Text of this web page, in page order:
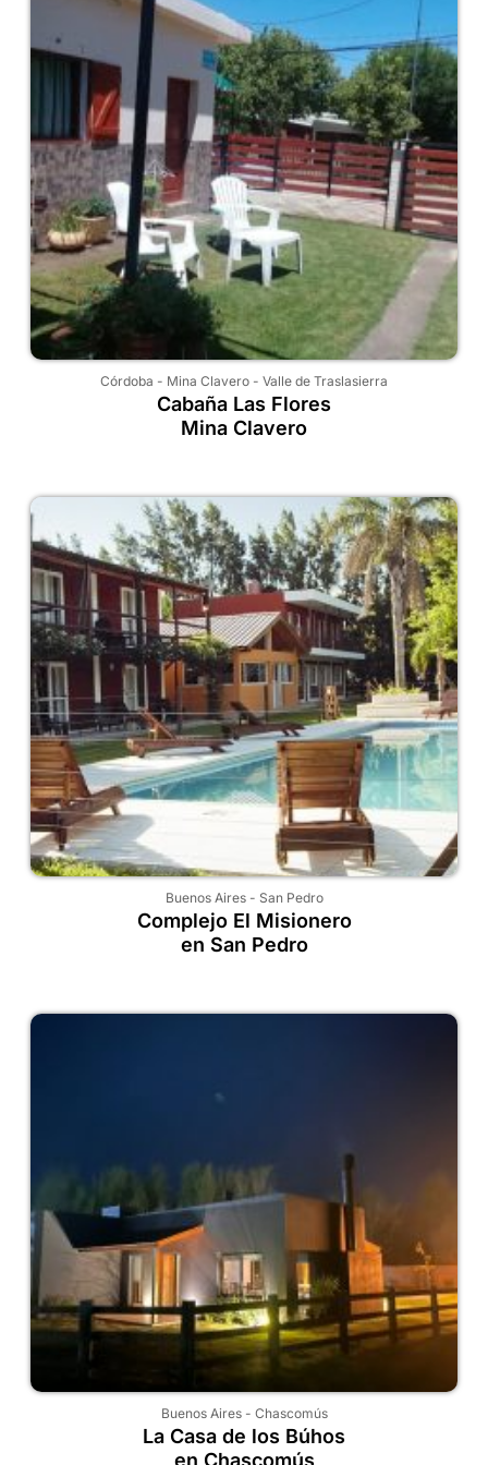
Córdoba - Mina Clavero - Valle de Traslasierra
Cabaña Las Flores
Mina Clavero
Buenos Aires- San Pedro
Complejo El Misionero
en San Pedro
Buenos Aires- Chascomús
La Casa de los Búhos